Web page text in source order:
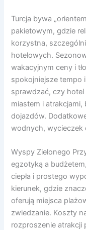
Turcja bywa
pakietowym, gdzie
korzystna,
hotelowych.
wakacyjnym ceny i
spokojniejsze tempo
sprawdzać, czy hotel
miastem i
dojazdów.
wodnych, wycieczek
Wyspy Zielonego
egzotyką a
ciepła i prostego
kierunek, gdzie
oferują miejsca
zwiedzanie. Koszty
rozproszenie